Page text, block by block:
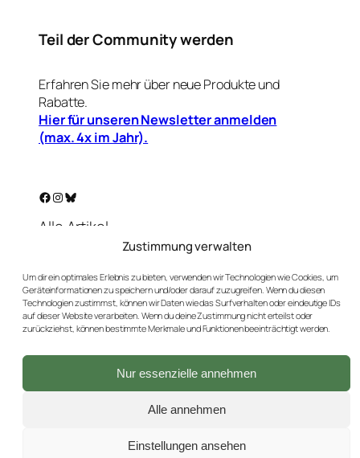
Zustimmung verwalten
Um dir ein optimales Erlebnis zu bieten, verwenden wir Technologien wie Cookies, um
Geräteinformationen zu speichern und/oder darauf zuzugreifen. Wenn du diesen
Technologien zustimmst, können wir Daten wie das Surfverhalten oder eindeutige IDs
auf dieser Website verarbeiten. Wenn du deine Zustimmung nicht erteilst oder
zurückziehst, können bestimmte Merkmale und Funktionen beeinträchtigt werden.
Nur essenzielle annehmen
Alle annehmen
Einstellungen ansehen
Teil der Community werden
Erfahren Sie mehr über neue Produkte und
Rabatte.
Hier für unseren Newsletter anmelden
(max. 4x im Jahr).
Facebook Instagram Bluesky
Alle Artikel
Unser Golf-Blog
Kontakt
AGBs
Versand & Rückgaben
Widerrufsbutton